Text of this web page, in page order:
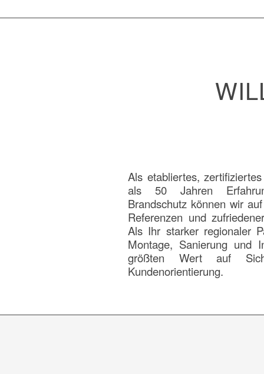
Als etabliertes,
als 50 Jahren
Brandschutz können wir
Referenzen und
Als Ihr starker regionaler
Montage, Sanierung und
größten Wert auf
Kundenorientierung.